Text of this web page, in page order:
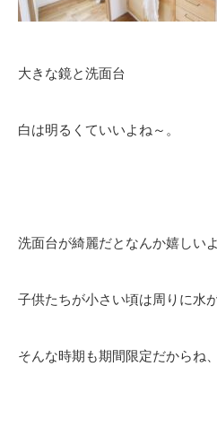
大きな鏡と洗面台
白は明るくていいよね～。
洗面台が綺麗だとなんか嬉しい
子供たちが小さい頃は周りに水
そんな時期も期間限定だからね